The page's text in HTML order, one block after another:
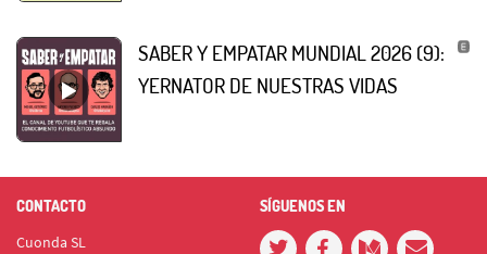
SABER Y EMPATAR MUNDIAL 2026 (9):
YERNATOR DE NUESTRAS VIDAS
CONTACTO
Cuonda SL
SÍGUENOS EN